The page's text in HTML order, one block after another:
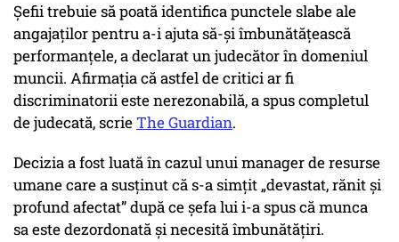
Șefii trebuie să poată identifica punctele slabe ale
angajaților pentru a-i ajuta să-și îmbunătățească
performanțele, a declarat un judecător în domeniul
muncii. Afirmația că astfel de critici ar fi
discriminatorii este nerezonabilă, a spus completul
de judecată, scrieThe Guardian.
Decizia a fost luată în cazul unui manager de resurse
umane care a susținut că s-a simțit „devastat, rănit și
profund afectat” după ce șefa lui i-a spus că munca
sa este dezordonată și necesită îmbunătățiri.